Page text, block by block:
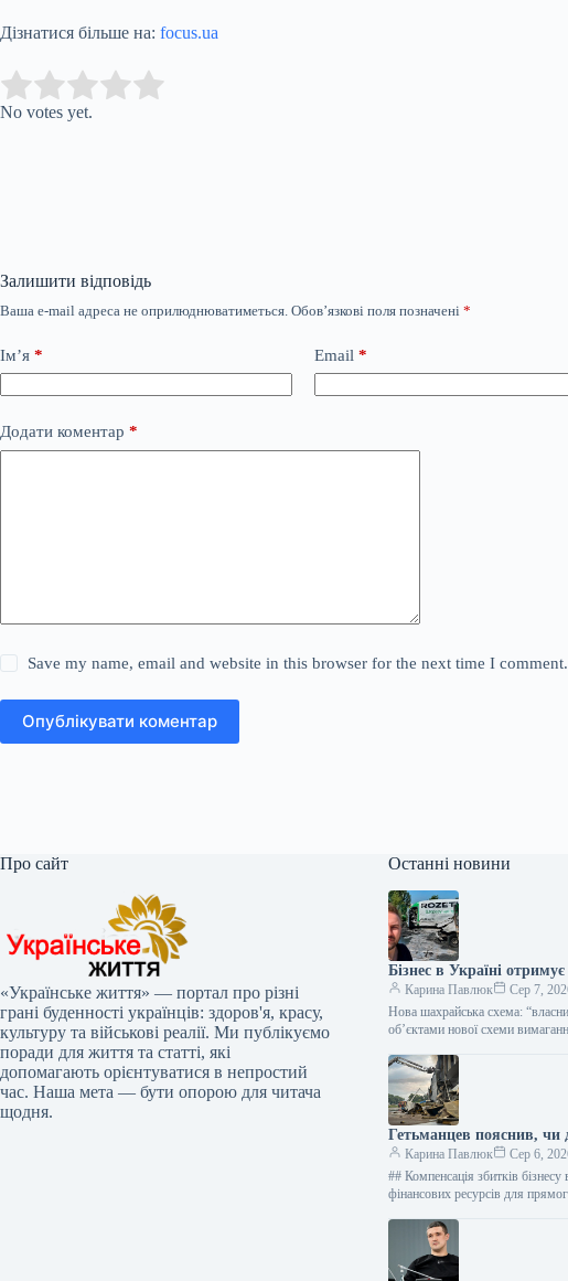
Дізнатися більше на: focus.ua
Rate this item:
No votes yet.
Залишити відповідь
Ваша e-mail адреса не оприлюднюватиметься. Обов’язкові поля позначені *
Ім’я * Email *
Додати коментар *
Save my name, email and website in this browser for the next time I comment.
Опублікувати коментар
Про сайт
«Українське життя» — портал про різні
грані буденності українців: здоров'я, красу,
культуру та військові реалії. Ми публікуємо
поради для життя та статті, які
допомагають орієнтуватися в непростий
час. Наша мета — бути опорою для читача
щодня.
Останні новини
Бізнес в Україні
Карина Павлюк
Сер 7,
Нова шахрайська схема:
об’єктами нової схеми
Гетьманцев пояснив, чи
Карина Павлюк
Сер 6,
## Компенсація збитків бізнесу
фінансових ресурсів для